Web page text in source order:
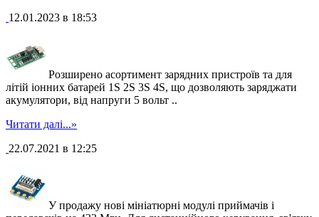
12.01.2023 в 18:53
Розширено асортимент зарядних пристроїв та для
літій іонних батарей 1S 2S 3S 4S, що дозволяють заряджати
акумулятори, від напруги 5 вольт ..
Читати далі...»
22.07.2021 в 12:25
У продажу нові мініатюрні модулі приймачів і